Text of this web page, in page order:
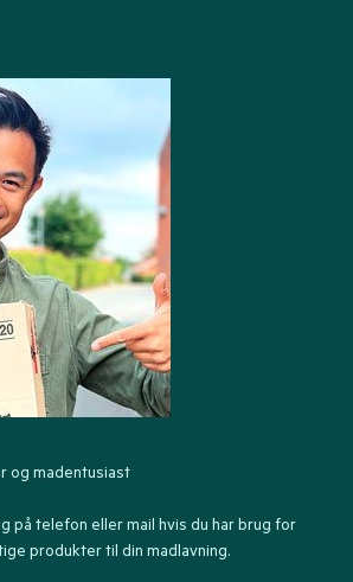
og madentusiast
på telefon eller mail hvis du har brug for
produkter til din madlavning.